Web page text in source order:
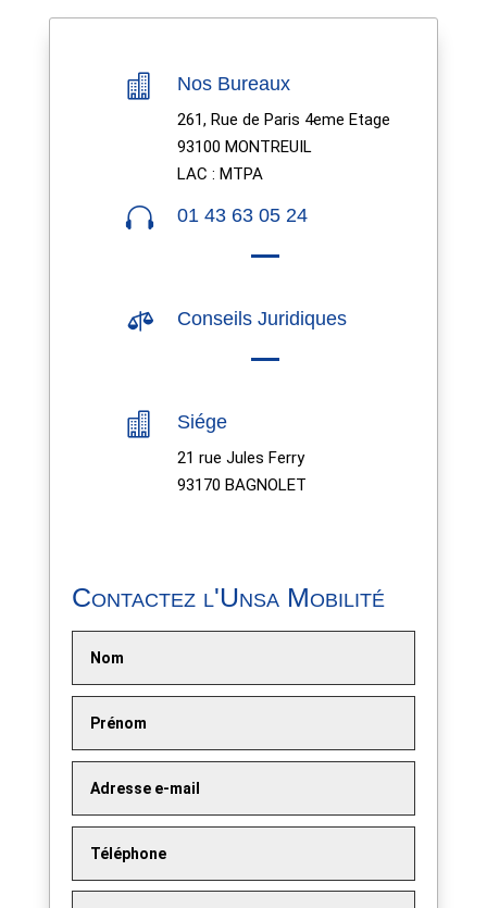
 Nos Bureaux
261, Rue de Paris 4eme Etage
93100 MONTREUIL
LAC : MTPA
 01 43 63 05 24
 Conseils Juridiques
 Siége
21 rue Jules Ferry
93170 BAGNOLET
Contactez l'Unsa Mobilité